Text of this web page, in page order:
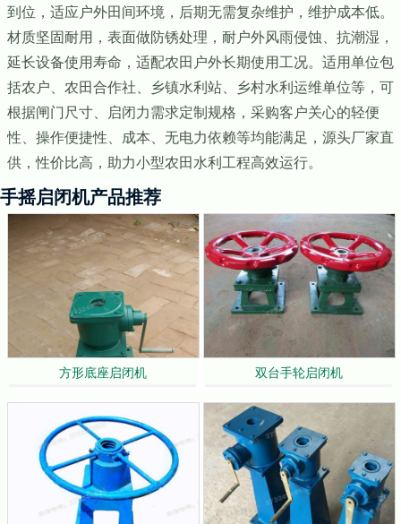
到位，适应户外田间环境，后期无需复杂维护，维护成本低。
材质坚固耐用，表面做防锈处理，耐户外风雨侵蚀、抗潮湿，
延长设备使用寿命，适配农田户外长期使用工况。适用单位包
括农户、农田合作社、乡镇水利站、乡村水利运维单位等，可
根据闸门尺寸、启闭力需求定制规格，采购客户关心的轻便
性、操作便捷性、成本、无电力依赖等均能满足，源头厂家直
供，性价比高，助力小型农田水利工程高效运行。
手摇启闭机产品推荐
方形底座启闭机 双台手轮启闭机